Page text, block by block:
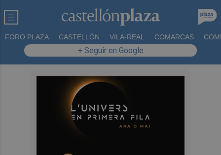
FORO PLAZA CASTELLÓN VILA-REAL COMARCAS
+ Seguir en Google